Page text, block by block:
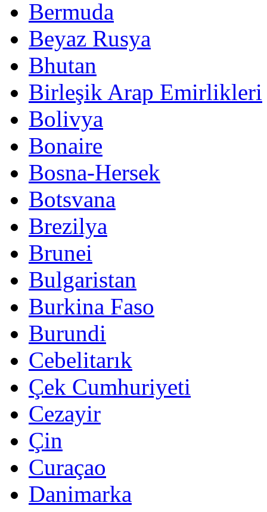
Bermuda
Beyaz Rusya
Bhutan
Birleşik Arap Emirlikleri
Bolivya
Bonaire
Bosna-Hersek
Botsvana
Brezilya
Brunei
Bulgaristan
Burkina Faso
Burundi
Cebelitarık
Çek Cumhuriyeti
Cezayir
Çin
Curaçao
Danimarka